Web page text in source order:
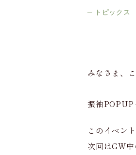
トピックス
みなさま、
振袖POPUP
このイベン
次回はGW中